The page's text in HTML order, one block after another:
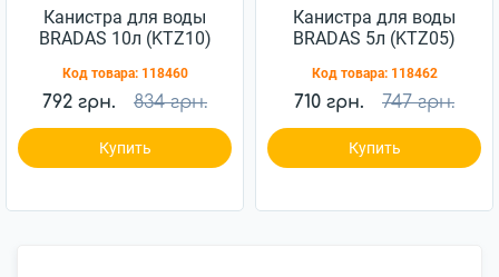
Канистра для воды
BRADAS 10л (KTZ10)
Код товара: 118460
792 грн. 834 грн.
Купить
Канистра для воды
BRADAS 5л (KTZ05)
Код товара: 118462
710 грн. 747 грн.
Купить